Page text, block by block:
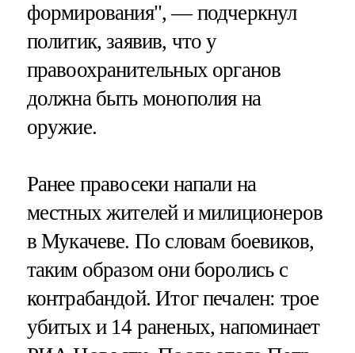
формирования", — подчеркнул
политик, заявив, что у
правоохранительных органов
должна быть монополия на
оружие.
Ранее правосеки напали на
местных жителей и милиционеров
в Мукачеве. По словам боевиков,
таким образом они боролись с
контрабандой. Итог печален: трое
убитых и 14 раненых, напоминает